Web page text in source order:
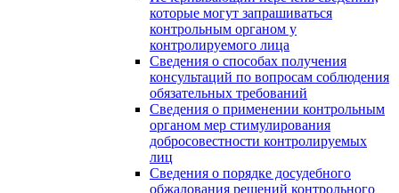
которые могут запрашиваться
контрольным органом у
контролируемого лица
Сведения о способах получения
консультаций по вопросам соблюдения
обязательных требований
Сведения о применении контрольным
органом мер стимулирования
добросовестности контролируемых
лиц
Сведения о порядке досудебного
обжалования решений контрольного